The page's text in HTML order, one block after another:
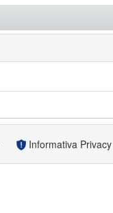
Informativa Privacy